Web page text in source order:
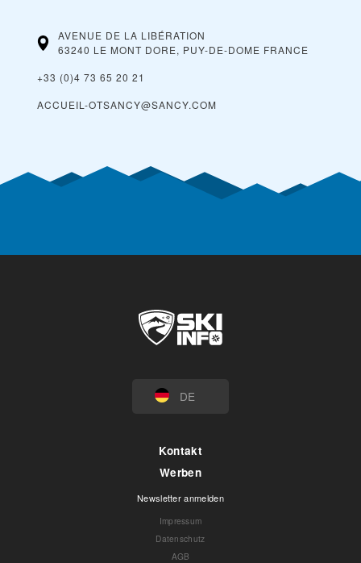
AVENUE DE LA LIBÉRATION
63240 LE MONT DORE, PUY-DE-DOME FRANCE
+33 (0)4 73 65 20 21
ACCUEIL-OTSANCY@SANCY.COM
DE
Kontakt
Werben
Newsletter anmelden
Impressum
Datenschutz
AGB